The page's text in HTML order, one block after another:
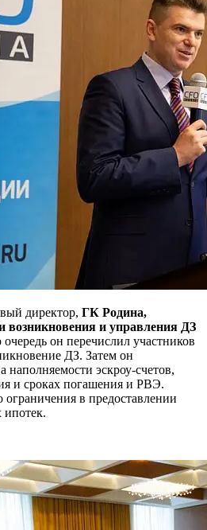
директор, ГК Родина,
возникновения и управления ДЗ
он перечислил участников
ДЗ. Затем он
наполняемости эскроу-счетов,
и сроках погашения и РВЭ.
ограничения в предоставлении
ипотек.